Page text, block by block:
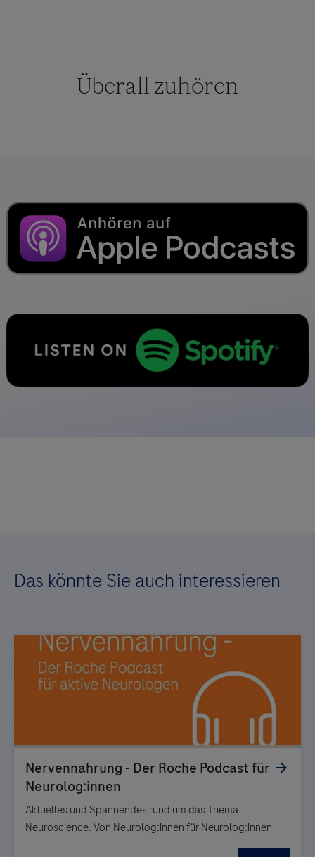
Überall zuhören
Das könnte Sie auch interessieren
Aktuelles und Spannendes rund um das Thema
Neuroscience. Von Neurolog:innen für Neurolog:innen